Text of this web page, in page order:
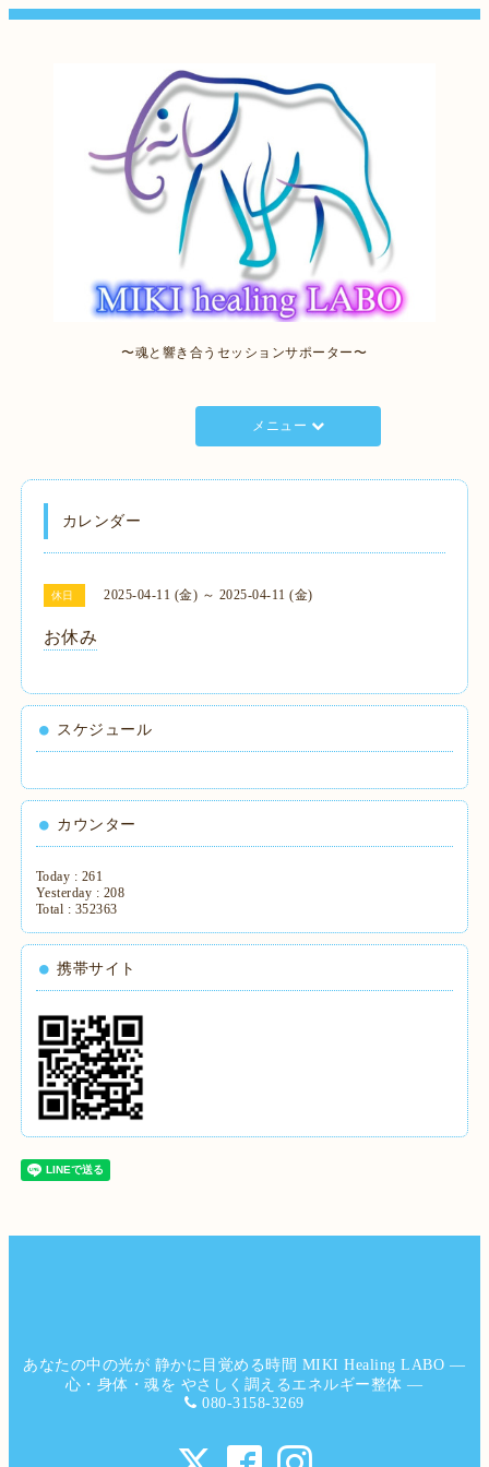
〜魂と響き合うセッションサポーター〜
メニュー
カレンダー
休日 2025-04-11 (金) ～ 2025-04-11 (金)
お休み
スケジュール
カウンター
Today : 261
Yesterday : 208
Total : 352363
携帯サイト
あなたの中の光が 静かに目覚める時間 MIKI Healing LABO ―
心・身体・魂を やさしく調えるエネルギー整体 ―
080-3158-3269